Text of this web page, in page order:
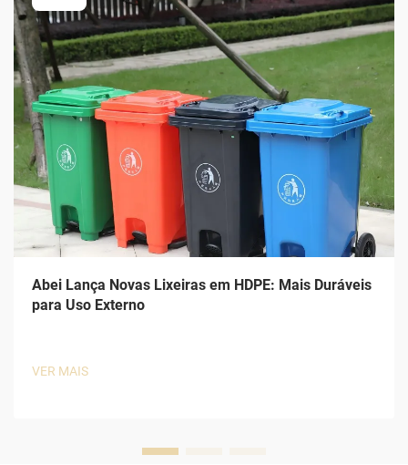
Abei Lança Novas Lixeiras em HDPE: Mais Duráveis
para Uso Externo
VER MAIS